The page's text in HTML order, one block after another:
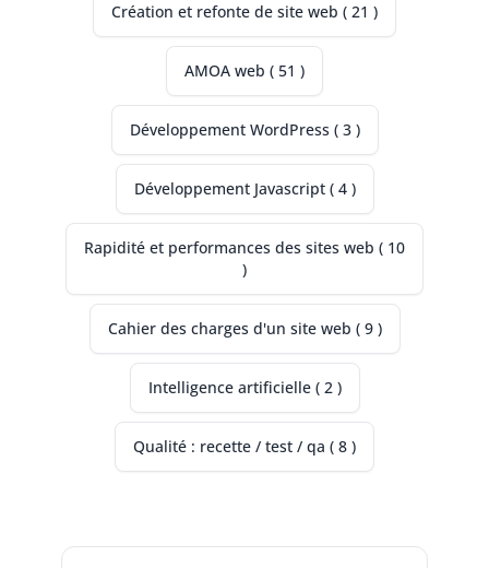
Création et refonte de site web ( 21 )
AMOA web ( 51 )
Développement WordPress ( 3 )
Développement Javascript ( 4 )
Rapidité et performances des sites web ( 10
)
Cahier des charges d'un site web ( 9 )
Intelligence artificielle ( 2 )
Qualité : recette / test / qa ( 8 )